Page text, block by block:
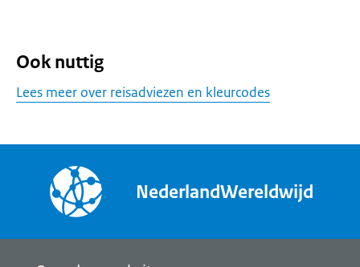
Ook nuttig
Lees meer over reisadviezen en kleurcodes
NederlandWereldwijd